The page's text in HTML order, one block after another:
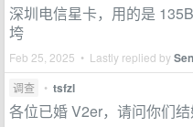
深圳电信星卡，用的是
垮
Feb 25, 2025 • Lastly replied by
调查 • tsfzl
各位已婚 V2er，请问你们